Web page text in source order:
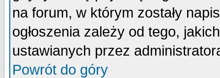
na forum, w którym zostały
ogłoszenia zależy od tego,
ustawianych przez
Powrót do góry